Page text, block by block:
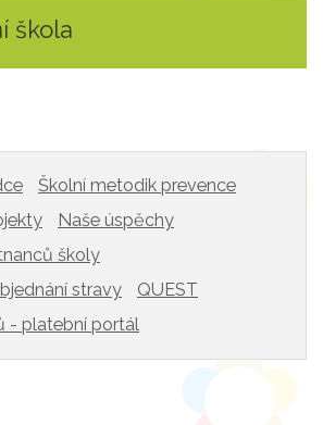
škola
Školní metodik prevence
Naše úspěchy
školy
stravy
QUEST
- platební portál